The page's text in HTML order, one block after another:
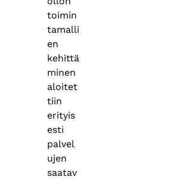
toimin
tamalli
en
kehittä
minen
aloitet
tiin
erityis
esti
palvel
ujen
saatav